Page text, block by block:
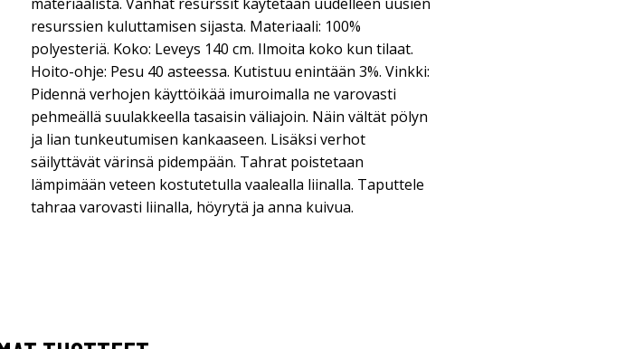
resurssien kuluttamisen sijasta. Materiaali: 100%
polyesteriä. Koko: Leveys 140 cm. Ilmoita koko kun tilaat.
Hoito-ohje: Pesu 40 asteessa. Kutistuu enintään 3%. Vinkki:
Pidennä verhojen käyttöikää imuroimalla ne varovasti
pehmeällä suulakkeella tasaisin väliajoin. Näin vältät pölyn
ja lian tunkeutumisen kankaaseen. Lisäksi verhot
säilyttävät värinsä pidempään. Tahrat poistetaan
lämpimään veteen kostutetulla vaalealla liinalla. Taputtele
tahraa varovasti liinalla, höyrytä ja anna kuivua.